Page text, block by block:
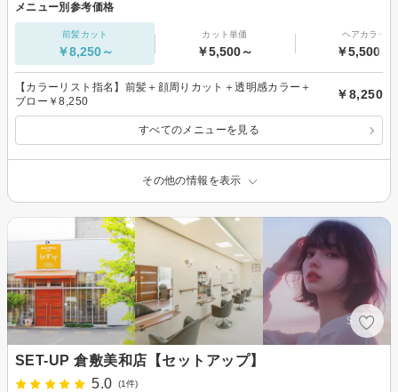
メニュー別参考価格
前髪カット
￥8,250～
カット単価
￥5,500～
ヘアカラー
￥5,500～
【カラーリスト指名】前髪＋顔周りカット＋透明感カラー＋
ブロー￥8,250
￥8,250
すべてのメニューを見る
その他の情報を表示
SET-UP 倉敷美和店【セットアップ】
5.0
(1件)